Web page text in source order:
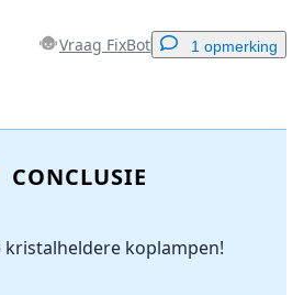
Vraag FixBot 1 opmerking
toe
CONCLUSIE
kristalheldere koplampen!